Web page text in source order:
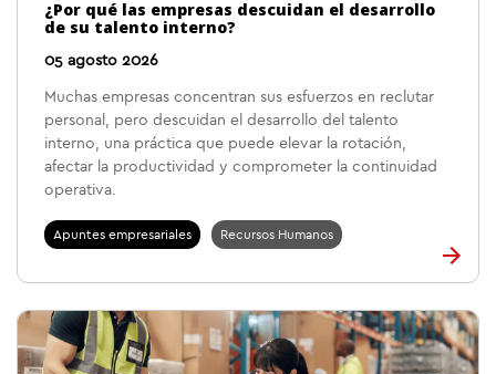
¿Por qué las empresas descuidan el desarrollo
de su talento interno?
05 agosto 2026
Muchas empresas concentran sus esfuerzos en reclutar
personal, pero descuidan el desarrollo del talento
interno, una práctica que puede elevar la rotación,
afectar la productividad y comprometer la continuidad
operativa.
Apuntes empresariales Recursos Humanos